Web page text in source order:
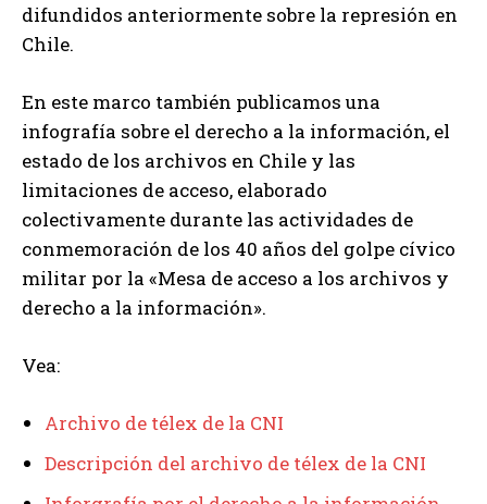
difundidos anteriormente sobre la represión en
Chile.
En este marco también publicamos una
infografía sobre el derecho a la información, el
estado de los archivos en Chile y las
limitaciones de acceso, elaborado
colectivamente durante las actividades de
conmemoración de los 40 años del golpe cívico
militar por la «Mesa de acceso a los archivos y
derecho a la información».
Vea:
Archivo de télex de la CNI
Descripción del archivo de télex de la CNI